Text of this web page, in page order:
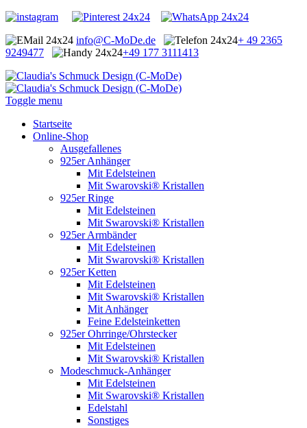
info@C-MoDe.de
+ 49 2365
9249477
+49 177 3111413
Toggle menu
Startseite
Online-Shop
Ausgefallenes
925er Anhänger
Mit Edelsteinen
Mit Swarovski® Kristallen
925er Ringe
Mit Edelsteinen
Mit Swarovski® Kristallen
925er Armbänder
Mit Edelsteinen
Mit Swarovski® Kristallen
925er Ketten
Mit Edelsteinen
Mit Swarovski® Kristallen
Mit Anhänger
Feine Edelsteinketten
925er Ohrringe/Ohrstecker
Mit Edelsteinen
Mit Swarovski® Kristallen
Modeschmuck-Anhänger
Mit Edelsteinen
Mit Swarovski® Kristallen
Edelstahl
Sonstiges